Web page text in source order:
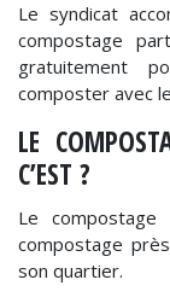
Le syndicat
compostage
gratuitement
composter avec
LE
C’EST ?
Le
compostage
son quartier.